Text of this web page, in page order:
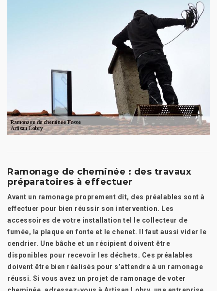
Ramonage de cheminée : des travaux
préparatoires à effectuer
Avant un ramonage proprement dit, des préalables sont à
effectuer pour bien réussir son intervention. Les
accessoires de votre installation tel le collecteur de
fumée, la plaque en fonte et le chenet. Il faut aussi vider le
cendrier. Une bâche et un récipient doivent être
disponibles pour recevoir les déchets. Ces préalables
doivent être bien réalisés pour s’attendre à un ramonage
réussi. Si vous avez un projet de ramonage de voter